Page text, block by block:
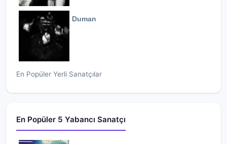
Duman
En Popüler Yerli Sanatçılar
En Popüler 5 Yabancı Sanatçı